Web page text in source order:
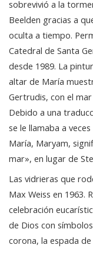
sobrevivió a la
Beelden gracias a
oculta a tiempo.
Catedral de Santa
desde 1989. La
altar de María
Gertrudis, con el
Debido a una
se le llamaba a
María, Maryam,
mar», en lugar de
Las vidrieras que
Max Weiss en 1963.
celebración
de Dios con
corona, la espada